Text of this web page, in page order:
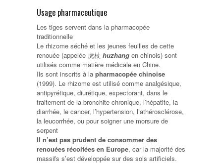
Usage pharmaceutique
Les tiges servent dans la pharmacopée
traditionnelle
Le rhizome séché et les jeunes feuilles de cette
renouée (appelée 虎杖 huzhang en chinois) sont
utilisés comme matière médicale en Chine.
Ils sont inscrits à la pharmacopée chinoise
(1999). Le rhizome est utilisé comme analgésique,
antipyrétique, diurétique, expectorant, dans le
traitement de la bronchite chronique, l’hépatite, la
diarrhée, le cancer, l’hypertension, l’athérosclérose,
la leucorrhée, ou pour soigner une morsure de
serpent
Il n’est pas prudent de consommer des
renouées récoltées en Europe, car la majorité des
massifs s’est développée sur des sols artificiels.